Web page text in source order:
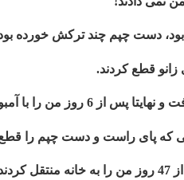
دست چپم چند ترکش خورده
قطع کردند.
به ایران منتقل کردند.
که پای راست و دست چپم را